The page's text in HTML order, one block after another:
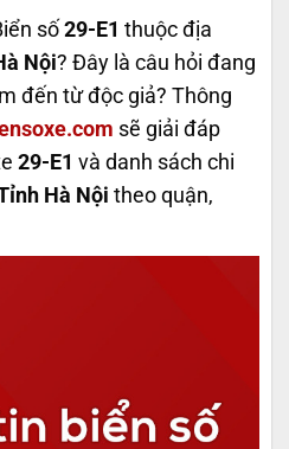
số29-E1 thuộc địa
Nội? Đây là câu hỏi đang
đến từ độc giả? Thông
sẽ giải đáp
29-E1 và danh sách chi
Hà Nội theo quận,